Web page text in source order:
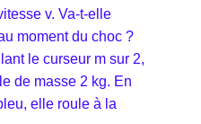
v. Va-t-elle
moment du choc ?
le curseur m sur 2,
de masse 2 kg. En
elle roule à la